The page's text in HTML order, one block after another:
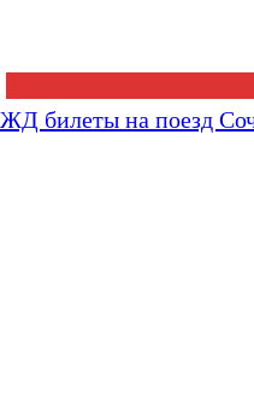
ЖД билеты на поезд